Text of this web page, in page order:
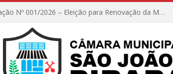
Edital de Convocação Nº 001/2026 – Eleição para Renovação da Mesa Diretora – Biênio 2027/2028